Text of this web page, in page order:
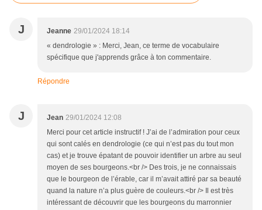
J Jeanne 29/01/2024 18:14
« dendrologie » : Merci, Jean, ce terme de vocabulaire
spécifique que j'apprends grâce à ton commentaire.
Répondre
J Jean 29/01/2024 12:08
Merci pour cet article instructif ! J’ai de l’admiration pour ceux
qui sont calés en dendrologie (ce qui n’est pas du tout mon
cas) et je trouve épatant de pouvoir identifier un arbre au seul
moyen de ses bourgeons.<br /> Des trois, je ne connaissais
que le bourgeon de l’érable, car il m’avait attiré par sa beauté
quand la nature n’a plus guère de couleurs.<br /> Il est très
intéressant de découvrir que les bourgeons du marronnier